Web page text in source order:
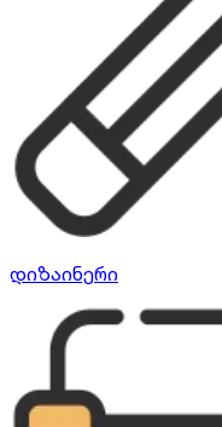
დიზაინერი